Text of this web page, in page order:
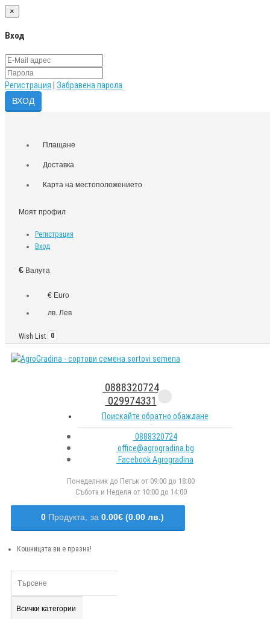
×
Вход
Регистрация Забравена парола
Плащане
Доставка
Карта на местоположението
Моят профил
Регистрация
Вход
€ Валута
€ Euro
лв. Лев
Wish List 0
0888320724
029974331
Поискайте обратно обаждане
0888320724
office@agrogradina.bg
Facebook Agrogradina
Понеделник до Петък от 09:00 до 18:00
Събота и Неделя от 10:00 до 14:00
0 Продукта, за 0.00€ (0.00 лв.)
Кошницата ви е празна!
Всички категории